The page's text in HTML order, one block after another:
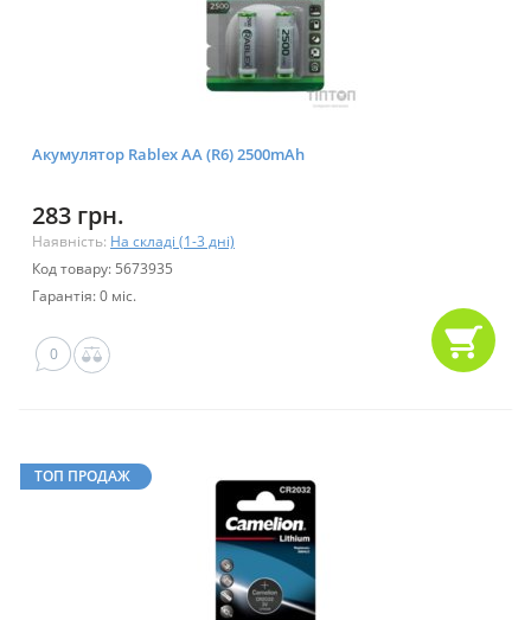
Акумулятор Rablex AA (R6) 2500mAh
283 грн.
Наявність: На складі (1-3 дні)
Код товару: 5673935
Гарантія: 0 міс.
0
ТОП ПРОДАЖ